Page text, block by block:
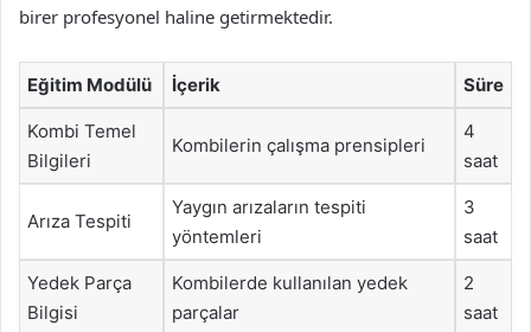
birer profesyonel haline getirmektedir.
Eğitim Modülü İçerik Süre
Kombi Temel
Bilgileri
Kombilerin çalışma prensipleri
4
saat
Arıza Tespiti
Yaygın arızaların tespiti
yöntemleri
3
saat
Yedek Parça
Bilgisi
Kombilerde kullanılan yedek
parçalar
2
saat